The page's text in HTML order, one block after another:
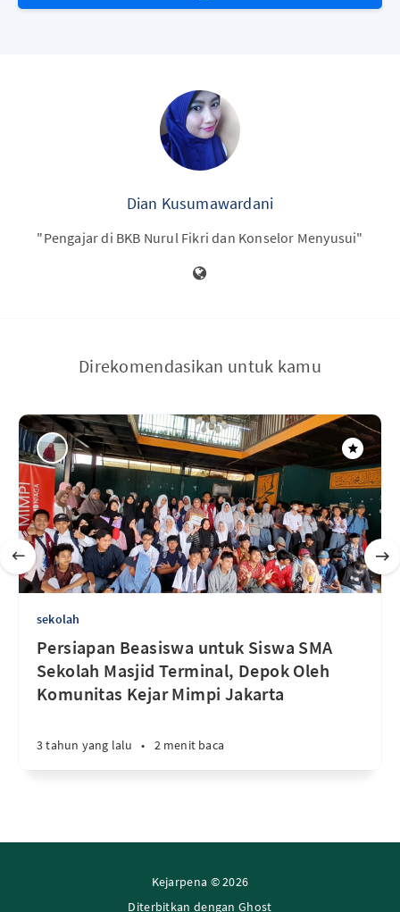
Dian Kusumawardani
"Pengajar di BKB Nurul Fikri dan Konselor Menyusui"
Direkomendasikan untuk kamu
sekolah
Persiapan Beasiswa untuk Siswa SMA
Sekolah Masjid Terminal, Depok Oleh
Komunitas Kejar Mimpi Jakarta
3 tahun yang lalu • 2 menit baca
Kejarpena © 2026
Diterbitkan denganGhost